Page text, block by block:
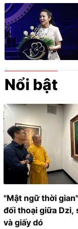
Nổi bật
"Mật ngữ thời
đối thoại giữa Dzi,
và giấy dó